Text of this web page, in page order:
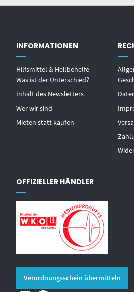
INFORMATIONEN
Hilfsmittel & Heilbehelfe –
Was ist der Unterschied?
Inhalt des Newsletters
Wer wir sind
Mieten statt kaufen
OFFIZIELLER HÄNDLER
Verordnungsschein übermitteln